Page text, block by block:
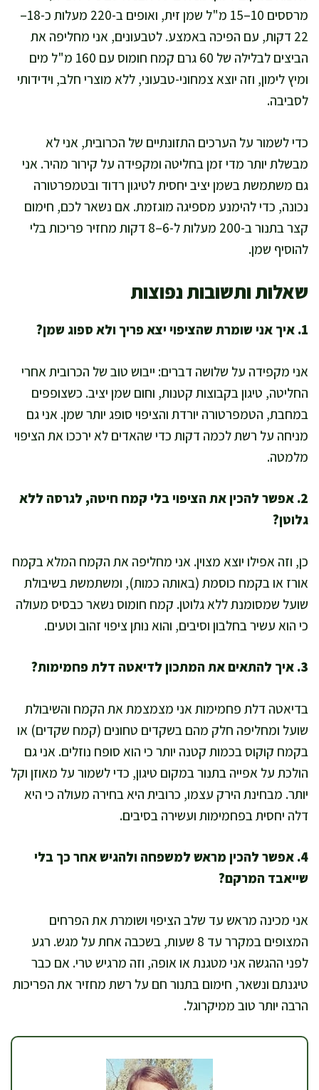
מרססים 10–15 מ"ל שמן זית, ואופים ב-220 מעלות כ-18–
22 דקות, עם הפיכה באמצע. לטבעונים, אני מחליפה את
הביצים לבלילה של 60 גרם קמח חומוס עם 160 מ"ל מים
ומיץ לימון, וזה יוצא צמחוני-טבעוני, ללא מוצרי חלב, וידידותי
לסביבה.
כדי לשמור על הערכים התזונתיים של הכרובית, אני לא
מבשלת יותר מדי זמן בחליטה ומקפידה על קירור מהיר. אני
גם משתמשת בשמן יציב יחסית לטיגון רדוד ובטמפרטורה
נכונה, כדי להימנע מספיגה מוגזמת. אם נשאר לכם, חימום
קצר בתנור ב-200 מעלות ל-6–8 דקות מחזיר פריכות בלי
להוסיף שמן.
שאלות ותשובות נפוצות
1. איך אני שומרת שהציפוי יצא פריך ולא ספוג שמן?
אני מקפידה על שלושה דברים: ייבוש טוב של הכרובית אחרי
החליטה, טיגון בקבוצות קטנות, וחום שמן יציב. כשצופפים
במחבת, הטמפרטורה יורדת והציפוי סופג יותר שמן. אני גם
מניחה על רשת לכמה דקות כדי שהאדים לא ירככו את הציפוי
מלמטה.
2. אפשר להכין את הציפוי בלי קמח חיטה, לגרסה ללא
גלוטן?
כן, וזה אפילו יוצא מצוין. אני מחליפה את הקמח המלא בקמח
אורז או בקמח כוסמת (באותה כמות), ומשתמשת בשיבולת
שועל שמסומנת ללא גלוטן. קמח חומוס נשאר כבסיס מעולה
כי הוא עשיר בחלבון וסיבים, והוא נותן ציפוי זהוב וטעים.
3. איך להתאים את המתכון לדיאטה דלת פחמימות?
בדיאטה דלת פחמימות אני מצמצמת את הקמח והשיבולת
שועל ומחליפה חלק מהם בשקדים טחונים (קמח שקדים) או
בקמח קוקוס בכמות קטנה יותר כי הוא סופח נוזלים. אני גם
הולכת על אפייה בתנור במקום טיגון, כדי לשמור על מאוזן וקל
יותר. מבחינת הירק עצמו, כרובית היא בחירה מעולה כי היא
דלה יחסית בפחמימות ועשירה בסיבים.
4. אפשר להכין מראש למשפחה ולהגיש אחר כך בלי
שייאבד המרקם?
אני מכינה מראש עד שלב הציפוי ושומרת את הפרחים
המצופים במקרר עד 8 שעות, בשכבה אחת על מגש. רגע
לפני ההגשה אני מטגנת או אופה, וזה מרגיש טרי. אם כבר
טיגנתם ונשאר, חימום בתנור חם על רשת מחזיר את הפריכות
הרבה יותר טוב ממיקרוגל.